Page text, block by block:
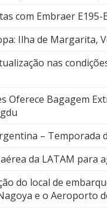
com Embraer E195-
Ilha de Margarita,
nas
Oferece Bagagem
– Temporada
da LATAM para
do local de
e o Aeroporto